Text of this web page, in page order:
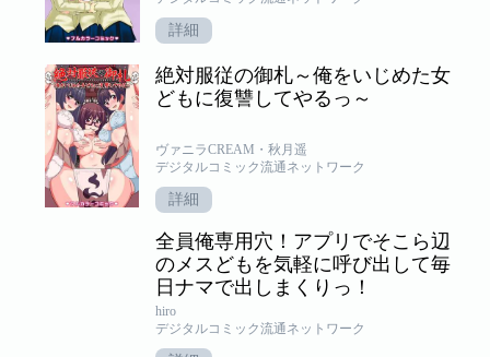
詳細
絶対服従の御札～俺をいじめた女
どもに復讐してやるっ～
ヴァニラCREAM・秋月遥
デジタルコミック流通ネットワーク
詳細
全員俺専用穴！アプリでそこら辺
のメスどもを気軽に呼び出して毎
日ナマで出しまくりっ！
hiro
デジタルコミック流通ネットワーク